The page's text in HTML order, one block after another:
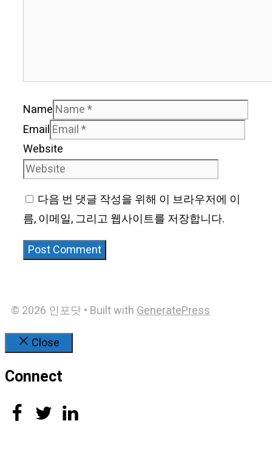
Name
Email
Website
다음 번 댓글 작성을 위해 이 브라우저에 이
름, 이메일, 그리고 웹사이트를 저장합니다.
© 2026 인포닷• Built withGeneratePress
Close
Connect